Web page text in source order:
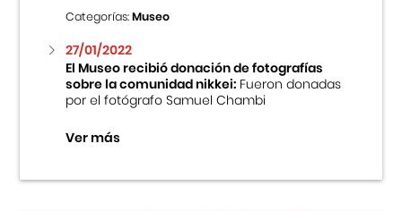
Museo de la Inmigración Japonesa
Fondo Editorial
Teatro Peruano Japonés
Categorías:Museo
27/01/2022
El Museo recibió donación de fotografías
sobre la comunidad nikkei:Fueron donadas
por el fotógrafo Samuel Chambi
Ver más